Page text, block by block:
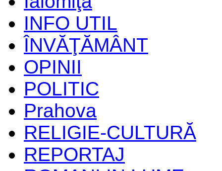
INFO UTIL
ÎNVĂŢĂMÂNT
OPINII
POLITIC
Prahova
RELIGIE-CULTURĂ
REPORTAJ